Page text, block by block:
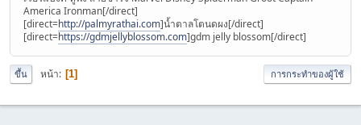
America Ironman[/direct]
[direct=http://palmyrathai.com]น้ำตาลโตนดผง[/direct]
[direct=https://gdmjellyblossom.com]gdm jelly blossom[/direct]
ขึ้น หน้า 1 การกระทำของผู้ใช้